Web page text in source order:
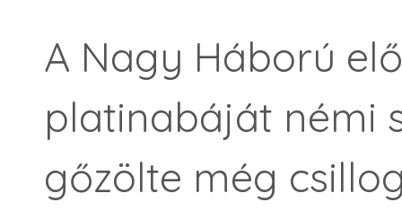
A Nagy Háború
platinabáját némi
gőzölte még